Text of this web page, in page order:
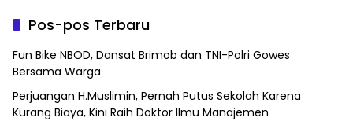
Pos-pos Terbaru
Fun Bike NBOD, Dansat Brimob dan TNI-Polri Gowes
Bersama Warga
Perjuangan H.Muslimin, Pernah Putus Sekolah Karena
Kurang Biaya, Kini Raih Doktor Ilmu Manajemen